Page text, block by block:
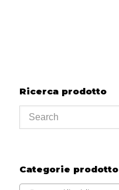
Ricerca prodotto
Categorie prodotto